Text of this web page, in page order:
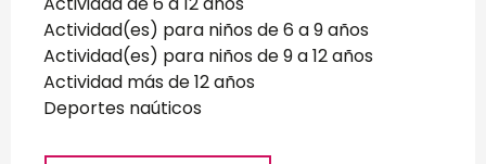
Actividad(es) para niños de 6 a 9 años
Actividad(es) para niños de 9 a 12 años
Actividad más de 12 años
Deportes naúticos